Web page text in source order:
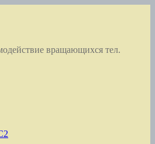
вращающихся тел.